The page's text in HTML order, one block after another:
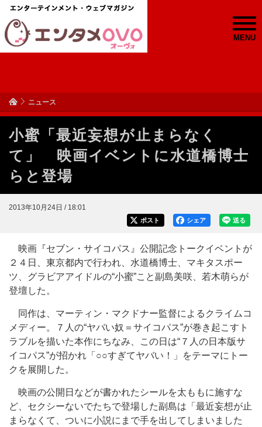
MENU
ニュース
小蜜「最近妄想が止まらなく
て」 映画イベントに水道橋博士
らと登場
2013年10月24日 / 18:01
送る
シェア
ポスト
映画『セブン・サイコパス』公開記念トークイベントが
２４日、東京都内で行われ、水道橋博士、マキタスポー
ツ、グラビアアイドルの“小蜜”こと副島美咲、若木萌らが
登壇した。
同作は、マーティン・マクドナー監督によるクライムコ
メディー。７人の“ヤバい奴＝サイコパス”が巻き起こすト
ラブルを描いた本作にちなみ、この日は“７人の日本版サ
イコパス”が招かれ「○○すぎてヤバい！」をテーマにトー
クを展開した。
映画の公開日などが書かれたシールを太ももに施すな
ど、セクシーないでたちで登場した副島は「最近妄想が止
まらなくて、ついに小説にまで手を出してしまいました